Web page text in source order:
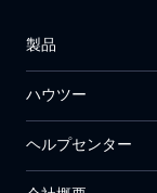
製品
ハウツー
ヘルプセンター